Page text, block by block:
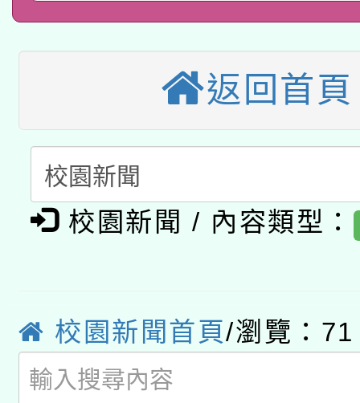
動」
開 智慧啟航」
本校115學年度第2次
適應運動共學行動站研
本館辦理115年度閱讀
暨閱讀推動專業研習
科技賦能─人工智慧
礎課程
A3數位素養講師名單
「數位內容與教學軟
業技術研究院辦理「
用水績優單位及節水達
115年8月22日(星期六
桃園市孔廟祈福系列
2026年桃園地景藝術
返回首頁
校園新聞 / 內容類型：
校園新聞首頁/瀏覽：71